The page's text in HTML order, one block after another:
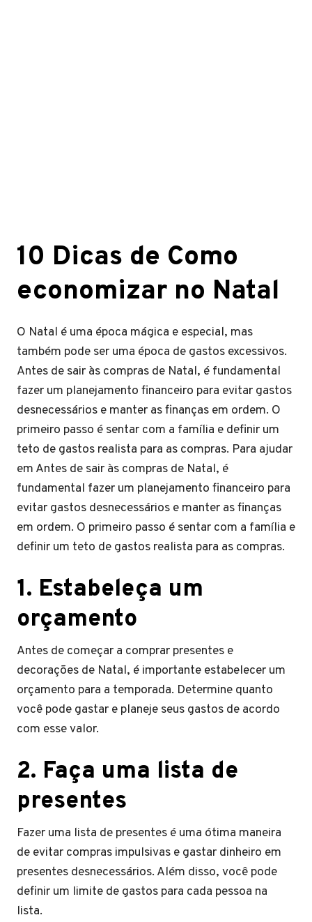
10 Dicas de Como
economizar no Natal
O Natal é uma época mágica e especial, mas
também pode ser uma época de gastos excessivos.
Antes de sair às compras de Natal, é fundamental
fazer um planejamento financeiro para evitar gastos
desnecessários e manter as finanças em ordem. O
primeiro passo é sentar com a família e definir um
teto de gastos realista para as compras. Para ajudar
em Antes de sair às compras de Natal, é
fundamental fazer um planejamento financeiro para
evitar gastos desnecessários e manter as finanças
em ordem. O primeiro passo é sentar com a família e
definir um teto de gastos realista para as compras.
1. Estabeleça um
orçamento
Antes de começar a comprar presentes e
decorações de Natal, é importante estabelecer um
orçamento para a temporada. Determine quanto
você pode gastar e planeje seus gastos de acordo
com esse valor.
2. Faça uma lista de
presentes
Fazer uma lista de presentes é uma ótima maneira
de evitar compras impulsivas e gastar dinheiro em
presentes desnecessários. Além disso, você pode
definir um limite de gastos para cada pessoa na
lista.